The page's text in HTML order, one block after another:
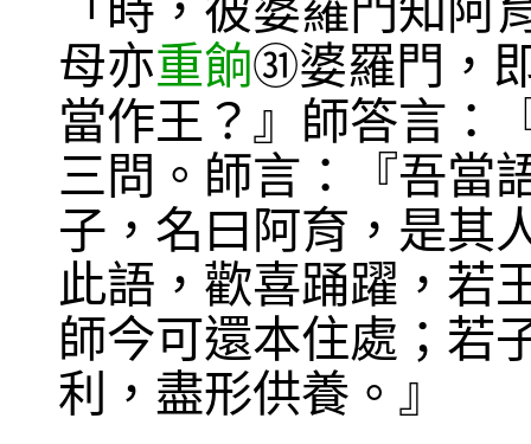
「時，彼婆羅門知
母亦重餉㉛婆羅門，
當作王？』師答言：
三問。師言：『吾當
子，名曰阿育，是其
此語，歡喜踊躍，若
師今可還本住處；若
利，盡形供養。』